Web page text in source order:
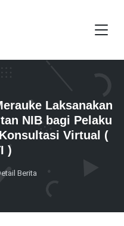
Laksanakan
NIB bagi Pelaku
Virtual (
)
Berita